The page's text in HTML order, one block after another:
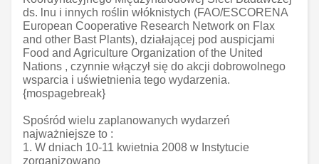
ds. lnu i innych roślin włóknistych (FAO/ESCORENA
European Cooperative Research Network on Flax
and other Bast Plants), działającej pod auspicjami
Food and Agriculture Organization of the United
Nations , czynnie włączył się do akcji dobrowolnego
wsparcia i uświetnienia tego wydarzenia.
{mospagebreak}
Spośród wielu zaplanowanych wydarzeń
najważniejsze to :
1. W dniach 10-11 kwietnia 2008 w Instytucie
zorganizowano